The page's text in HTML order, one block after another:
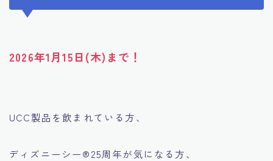
2026年1月15日(木)まで！
UCC製品を飲まれている方、
ディズニーシー®︎25周年が気になる方、